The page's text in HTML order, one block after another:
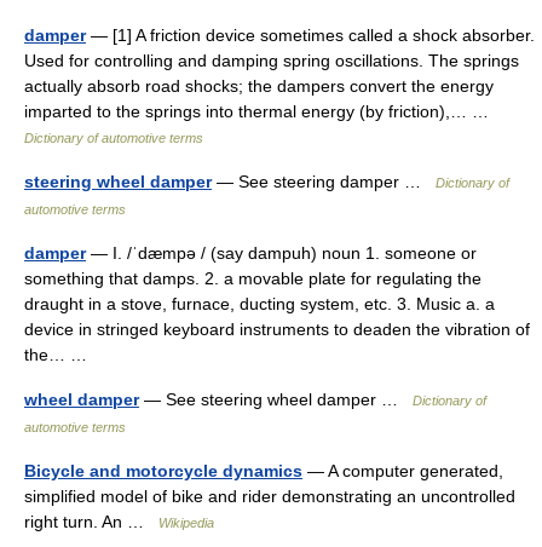
damper— [1] A friction device sometimes called a shock absorber.
Used for controlling and damping spring oscillations. The springs
actually absorb road shocks; the dampers convert the energy
imparted to the springs into thermal energy (by friction),… …
Dictionary of automotive terms
steering wheel damper— See steering damper …
Dictionary of
automotive terms
damper— I. /ˈdæmpə / (say dampuh) noun 1. someone or
something that damps. 2. a movable plate for regulating the
draught in a stove, furnace, ducting system, etc. 3. Music a. a
device in stringed keyboard instruments to deaden the vibration of
the… …
wheel damper— See steering wheel damper …
Dictionary of
automotive terms
Bicycle and motorcycle dynamics — A computer generated,
simplified model of bike and rider demonstrating an uncontrolled
right turn. An …
Wikipedia